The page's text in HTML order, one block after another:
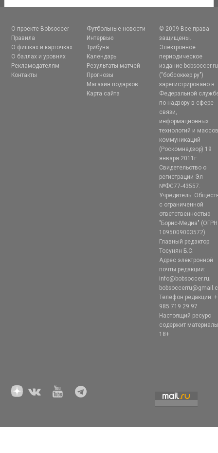
О проекте Bobsoccer
Правила
О фишках и карточках
О баллах и уровнях
Рекламодателям
Контакты
Футбольные новости
Интервью
Трибуна
Календарь
Результаты матчей
Прогнозы
Магазин подарков
Карта сайта
© 2009 Все права
защищены.
Электронное
периодическое
издание bobsoccer.ru
("бобсоккер.ру")
зарегистрировано в
Федеральной
по надзору в сфере
связи,
информационных
технологий и
коммуникаций
(Роскомнадзор) 19
января 2011г.
Свидетельство о
регистрации Эл
№ФС77-43557.
Учредитель:
с ограниченной
ответственностью
"Борис-Медиа" (ОГРН
1095009003572)
Главный редактор:
Тосунян Б.С.
Адрес электронной
почты редакции:
info@bobsoccer.ru;
Телефон редакции:
985 719 29 97
Настоящий ресурс
содержит
18+